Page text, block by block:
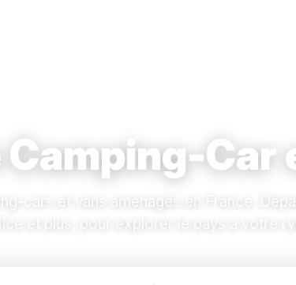
Camping-Car
cars et vans aménagés en France.
et plus, pour explorer le pays à votre